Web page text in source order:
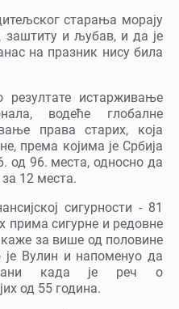
старања морају
и љубав, и да је
на празник нису била
резултате истарживање
водеће глобалне
права старих, која
према којима је Србија
од 96. места, односно да
12 места.
сигурности - 81
прима сигурне и редовне
за више од половине
је Вулин и напоменуо да
када је реч о
од 55 година.